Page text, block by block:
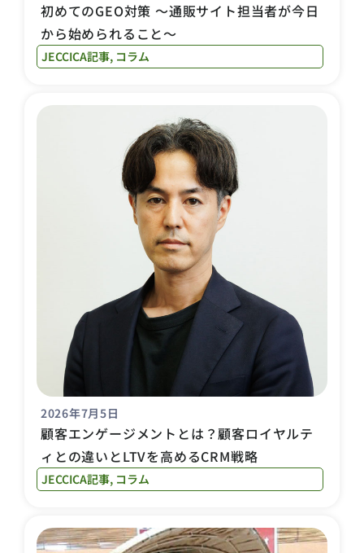
初めてのGEO対策 〜通販サイト担当者が今日
から始められること〜
JECCICA記事, コラム
2026年7月5日
顧客エンゲージメントとは？顧客ロイヤルテ
ィとの違いとLTVを高めるCRM戦略
JECCICA記事, コラム